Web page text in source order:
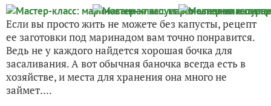
Если вы просто жить не можете без капусты, рецепт
ее заготовки под маринадом вам точно понравится.
Ведь не у каждого найдется хорошая бочка для
засаливания. А вот обычная баночка всегда есть в
хозяйстве, и места для хранения она много не
займет....